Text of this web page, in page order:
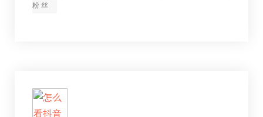
粉丝